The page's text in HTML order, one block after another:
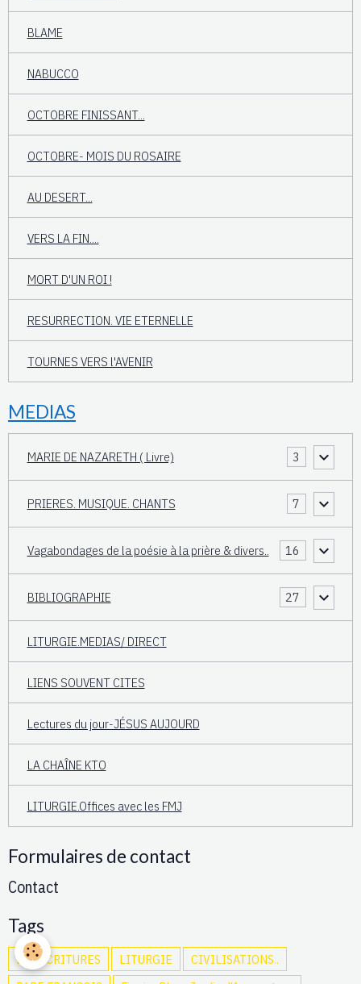
BLAME
NABUCCO
OCTOBRE FINISSANT...
OCTOBRE- MOIS DU ROSAIRE
AU DESERT...
VERS LA FIN....
MORT D'UN ROI !
RESURRECTION. VIE ETERNELLE
TOURNES VERS l'AVENIR
MEDIAS
MARIE DE NAZARETH ( Livre) 3
PRIERES. MUSIQUE. CHANTS 7
Vagabondages de la poésie à la prière & divers.. 16
BIBLIOGRAPHIE 27
LITURGIE.MEDIAS/ DIRECT
LIENS SOUVENT CITES
Lectures du jour-JÉSUS AUJOURD
LA CHAÎNE KTO
LITURGIE.Offices avec les FMJ
Formulaires de contact
Contact
Tags
LES ÉCRITURES LITURGIE
CIVILISATIONS..